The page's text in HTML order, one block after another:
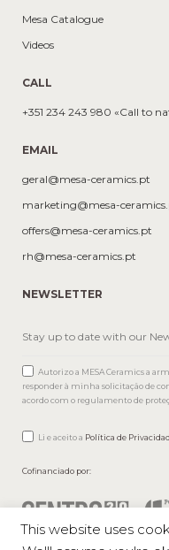
Mesa Catalogue
Videos
CALL
+351 234 243 980 «Call to
EMAIL
geral@mesa-ceramics.pt
marketing@mesa-
offers@mesa-ceramics.pt
rh@mesa-ceramics.pt
NEWSLETTER
Autorizo a MESA Ceramics a
responder à minha solicitação de
acordo com o regulamento de
Li e aceito a Política de
Cofinanciado por:
This website uses